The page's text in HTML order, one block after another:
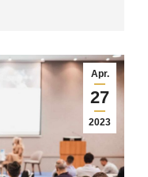
Apr.
27
2023